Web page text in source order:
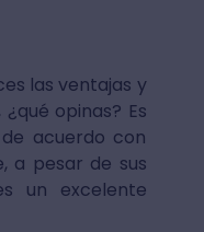
las ventajas y
opinas? Es
acuerdo con
a pesar de sus
un excelente